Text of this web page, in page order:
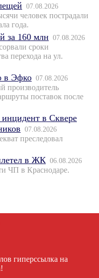
07.08.2026
человек пострадали
года.
за 160 млн 07.08.2026
сроки
перехода на ул.
в Эфко 07.08.2026
производитель
поставок после
в Сквере
07.08.2026
преследовал
в ЖК 06.08.2026
ЧП в Краснодаре.
гиперссылка на